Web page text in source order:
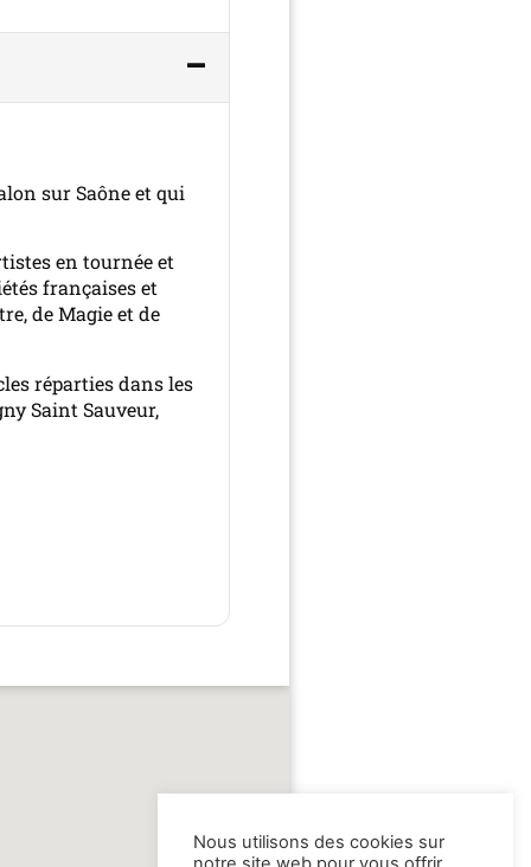
sur Saône et qui
en tournée et
françaises et
de Magie et de
réparties dans les
Saint Sauveur,
Nous utilisons des cookies sur